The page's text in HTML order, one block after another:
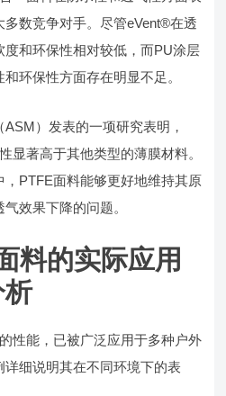
数竞争对手。尽管eVent®在透
和环保性相对较低，而PU涂层
环保性方面存在明显不足。
）发表的一项研究表明，
显著高于其他类型的薄膜材料。
PTFE面料能够更好地维持其原
效果下降的问题。
料的实际应用
析
性能，已被广泛应用于多种户外
细说明其在不同环境下的表